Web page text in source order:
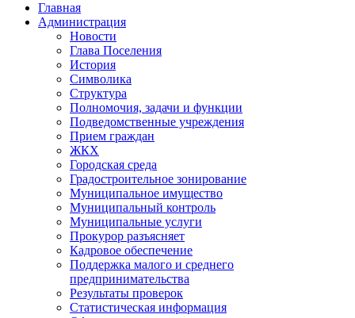
Главная
Администрация
Новости
Глава Поселения
История
Символика
Структура
Полномочия, задачи и функции
Подведомственные учреждения
Прием граждан
ЖКХ
Городская среда
Градостроительное зонирование
Муниципальное имущество
Муниципальный контроль
Муниципальные услуги
Прокурор разъясняет
Кадровое обеспечение
Поддержка малого и среднего
предпринимательства
Результаты проверок
Статистическая информация